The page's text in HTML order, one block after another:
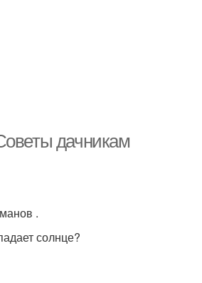
дачникам
.
солнце?